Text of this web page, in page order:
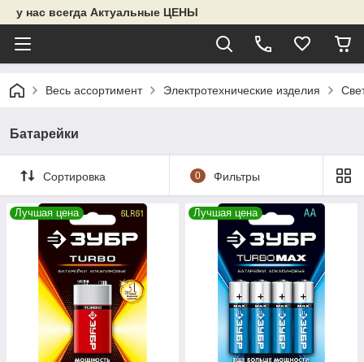
у нас всегда Актуальные ЦЕНЫ
Весь ассортимент Электротехнические изделия
Батарейки
Сортировка 0 Фильтры
Лучшая цена Лучшая цена